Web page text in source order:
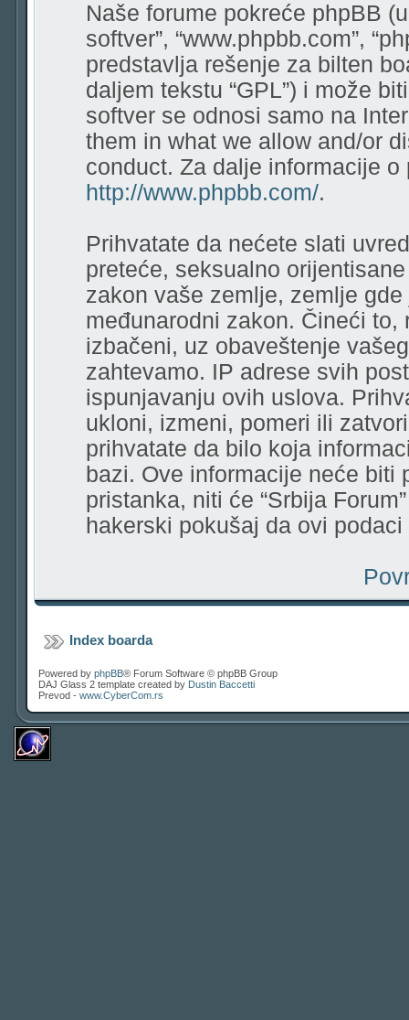
Naše forume pokreće phpBB
softver”, “www.phpbb.com”,
predstavlja rešenje za bilten
daljem tekstu “GPL”) i može
softver se odnosi samo na
them in what we allow and/or
conduct. Za dalje informacije
http://www.phpbb.com/.
Prihvatate da nećete slati
preteće, seksualno
zakon vaše zemlje, zemlje gde
međunarodni zakon. Čineći
izbačeni, uz obaveštenje
zahtevamo. IP adrese svih
ispunjavanju ovih uslova.
ukloni, izmeni, pomeri ili
prihvatate da bilo koja
bazi. Ove informacije neće
pristanka, niti će “Srbija
hakerski pokušaj da ovi
Index boarda
Powered by phpBB® Forum Software © phpBB Group
DAJ Glass 2 template created by Dustin Baccetti
Prevod - www.CyberCom.rs